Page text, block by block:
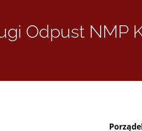
Odpust NMP